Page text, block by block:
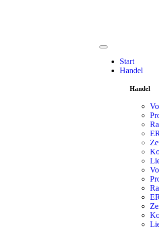
Start
Handel
Handel